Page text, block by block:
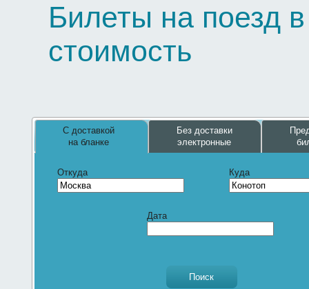
Билеты на поезд
стоимость
С доставкой
на бланке
Без доставки
электронные
Откуда Куда
Дата